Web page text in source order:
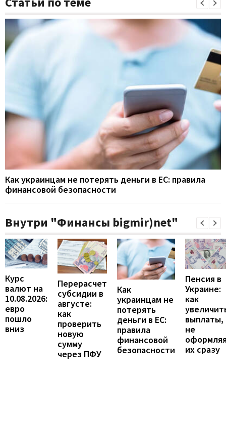
Как украинцам не потерять деньги в ЕС: правила
финансовой безопасности
Внутри "Финансы bigmir)net"
Курс
валют на
10.08.2026:
евро
пошло
вниз
Перерасчет
субсидии в
августе:
как
проверить
новую
сумму
через ПФУ
Как
украинцам не
потерять
деньги в ЕС:
правила
финансовой
безопасности
Пенсия в
Украине:
как
выплаты,
не
их сразу